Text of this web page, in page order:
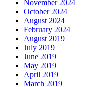
November 2024
October 2024
August 2024
February 2024
August 2019
July 2019
June 2019
May 2019
April 2019
March 2019